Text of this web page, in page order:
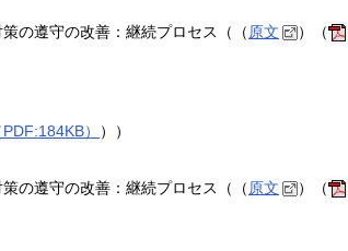
の遵守の改善：継続プロセス（（ 原文 ）（
） ））
の遵守の改善：継続プロセス（（ 原文 ）（